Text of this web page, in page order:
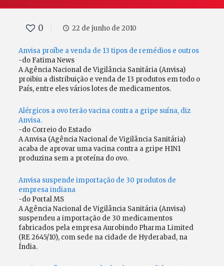
0 22 de junho de 2010
Anvisa proíbe a venda de 13 tipos de remédios e outros
-do Fatima News
A Agência Nacional de Vigilância Sanitária (Anvisa)
proibiu a distribuição e venda de 13 produtos em todo o
País, entre eles vários lotes de medicamentos.
Alérgicos a ovo terão vacina contra a gripe suína, diz
Anvisa.
-do Correio do Estado
A Anvisa (Agência Nacional de Vigilância Sanitária)
acaba de aprovar uma vacina contra a gripe H1N1
produzina sem a proteína do ovo.
Anvisa suspende importação de 30 produtos de
empresa indiana
-do Portal MS
A Agência Nacional de Vigilância Sanitária (Anvisa)
suspendeu a importação de 30 medicamentos
fabricados pela empresa Aurobindo Pharma Limited
(RE 2645/10), com sede na cidade de Hyderabad, na
Índia.